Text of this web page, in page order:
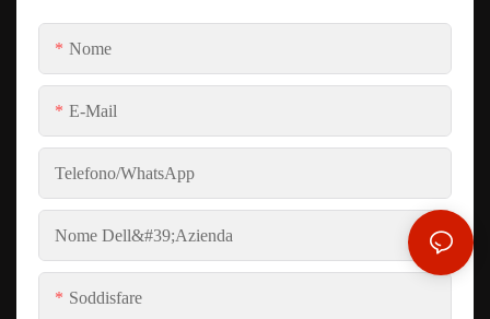
Nome
E-Mail
Telefono/WhatsApp
Nome Dell&#39;azienda
Soddisfare